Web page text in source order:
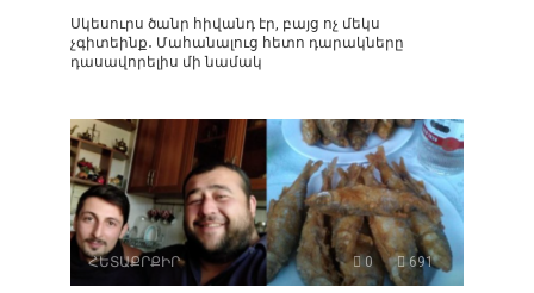
Սկեսուրս ծանր հիվանդ էր, բայց ոչ մեկս
չգիտեինք․ Մահանալուց հետո դարակները
դասավորելիս մի նամակ
ՀԵՏԱՔՐՔԻՐ 0 691